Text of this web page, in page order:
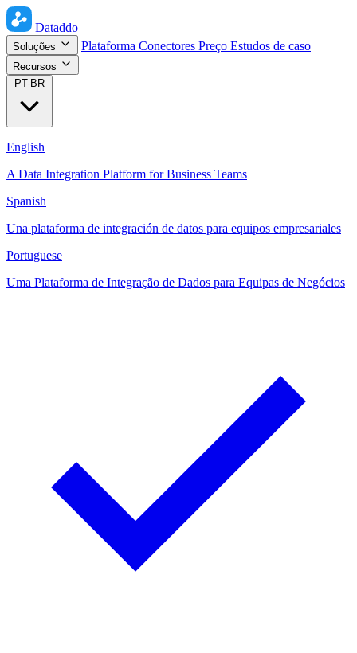
Dataddo
Soluções Plataforma Conectores Preço Estudos de caso
Recursos
PT-BR
English
A Data Integration Platform for Business Teams
Spanish
Una plataforma de integración de datos para equipos empresariales
Portuguese
Uma Plataforma de Integração de Dados para Equipas de Negócios